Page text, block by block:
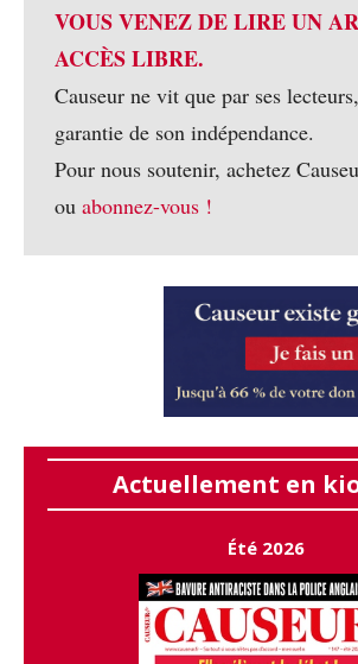
VOUS VENEZ DE LIRE UN
ACCÈS LIBRE.
Causeur ne vit que par ses
garantie de son indépendance.
Pour nous soutenir, achetez
ou abonnez-vous !
Actuellement en
Été 2026